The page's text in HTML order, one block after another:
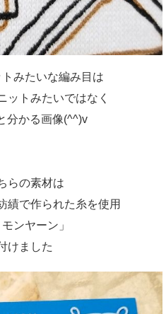
みたいな編み目は
ットみたいではなく
分かる画像(^^)v
らの素材は
績で作られた糸を使用
ンヤーン」
けました